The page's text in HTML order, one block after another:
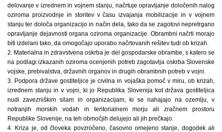
delovanje v izrednem in vojnem stanju, načrtuje opravljanje določenih nalog
oziroma proizvodnje in storitev v času izvajanja mobilizacije in v vojnem
stanju ter določa organizacijo in način dela, tako da se zagotovi nepretrgano
opravljanje dejavnosti organa oziroma organizacije. Obrambni načrti morajo
biti izdelani tako, da omogočajo uporabo načrtovanih rešitev tudi ob krizah.
2. Materialna in zdravstvena oskrba je del gospodarske obrambe, s katero se
na podlagi izkazanih oziroma ocenjenih potreb zagotavlja oskrba Slovenske
vojske, prebivalstva, državnih organov in drugih obrambnih potreb v vojni.
3. Podpora države gostiteljice je civilna in vojaška pomoč v miru, ob krizah,
izrednem stanju in v vojni, ki jo Republika Slovenija kot država gostiteljica
nudi zavezniškim silam in organizacijam, ki se nahajajo na ozemlju, v
notranjih morskih vodah in teritorialnem morju ali zračnem prostoru
Republike Slovenije, na teh območjih delujejo ali jih prečkajo.
4. Kriza je, od človeka povzročeno, časovno omejeno stanje, dogodek ali